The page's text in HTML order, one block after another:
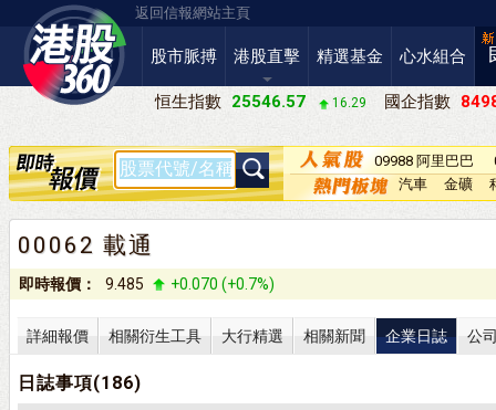
返回信報網站主頁
股市脈搏 港股直擊 精選基金 心水組合
恒生指數 25546.57 16.29 國企指數
09988 阿里巴巴
－Ｗ汽車
金礦
00062 載通
即時報價： 9.485 +0.070 (+0.7%)
詳細報價 相關衍生工具 大行精選 相關新聞 企業日誌 公
日誌事項(186)